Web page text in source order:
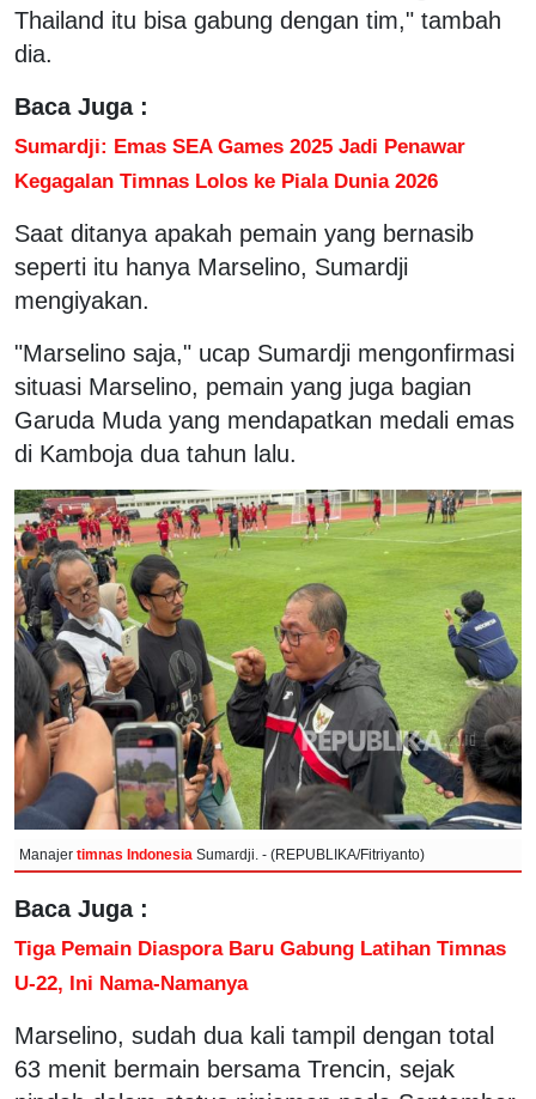
Thailand itu bisa gabung dengan tim," tambah
dia.
Baca Juga :
Sumardji: Emas SEA Games 2025 Jadi Penawar
Kegagalan Timnas Lolos ke Piala Dunia 2026
Saat ditanya apakah pemain yang bernasib
seperti itu hanya Marselino, Sumardji
mengiyakan.
"Marselino saja," ucap Sumardji mengonfirmasi
situasi Marselino, pemain yang juga bagian
Garuda Muda yang mendapatkan medali emas
di Kamboja dua tahun lalu.
Manajer timnas Indonesia Sumardji. - (REPUBLIKA/Fitriyanto)
Baca Juga :
Tiga Pemain Diaspora Baru Gabung Latihan Timnas
U-22, Ini Nama-Namanya
Marselino, sudah dua kali tampil dengan total
63 menit bermain bersama Trencin, sejak